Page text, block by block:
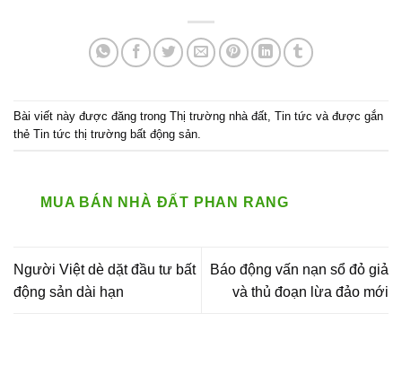
Bài viết này được đăng trong Thị trường nhà đất Tin tức và được gắn
thẻ Tin tức thị trường bất động sản
MUA BÁN NHÀ ĐẤT PHAN RANG
Người Việt dè dặt đầu tư bất
động sản dài hạn
Báo động vấn nạn sổ đỏ giả
và thủ đoạn lừa đảo mới